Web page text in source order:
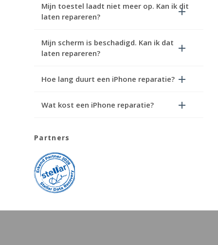
Mijn toestel laadt niet meer op. Kan ik dit
laten repareren?
Mijn scherm is beschadigd. Kan ik dat
laten repareren?
Hoe lang duurt een iPhone reparatie?
Wat kost een iPhone reparatie?
Partners